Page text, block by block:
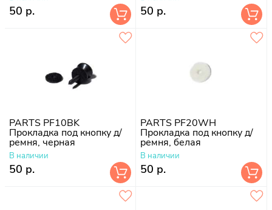
50 р. 50 р.
PARTS PF10BK
Прокладка под кнопку д/
ремня, черная
В наличии
50 р.
PARTS PF20WH
Прокладка под кнопку д/
ремня, белая
В наличии
50 р.